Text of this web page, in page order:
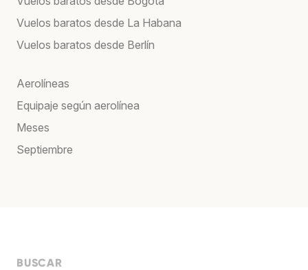
Vuelos baratos desde La Habana
Vuelos baratos desde Berlín
Aerolíneas
Equipaje según aerolínea
Meses
Septiembre
BUSCAR